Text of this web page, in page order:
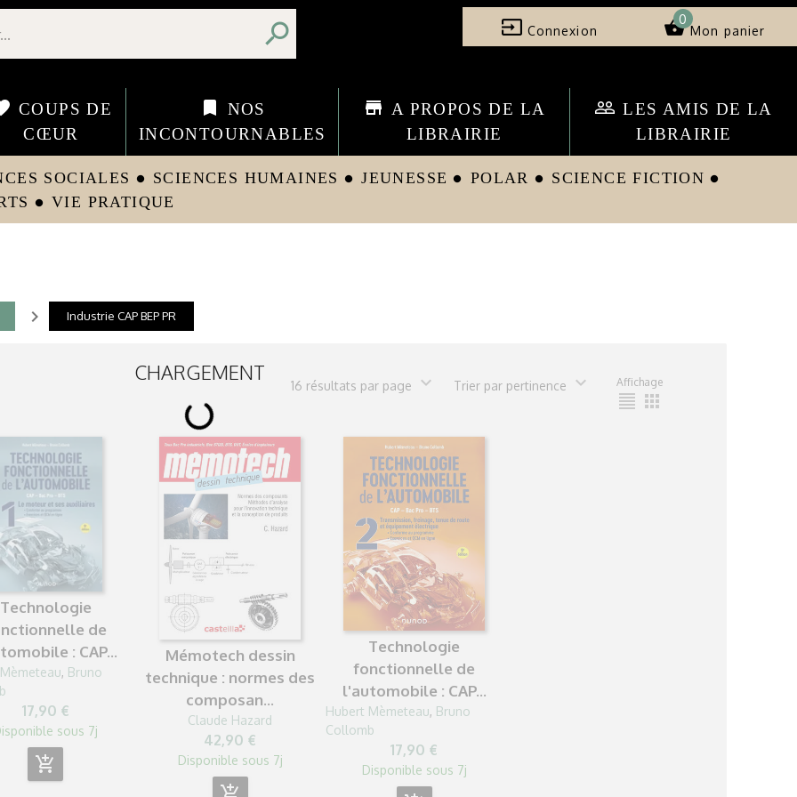
search input Connexion shopping_basket
0
Mon panier
COUPS DE
CŒUR
bookmark
NOS
INCONTOURNABLES
store A PROPOS DE LA
LIBRAIRIE
people_outline LES AMIS DE LA
LIBRAIRIE
SOCIALES circle SCIENCES HUMAINES circle JEUNESSE circle POLAR circle SCIENCE FICTION circle
circle VIE PRATIQUE
navigate_next Industrie CAP BEP PR
CHARGEMENT
16 résultats par page expand_more Trier par pertinence expand_more Affichage
format_align_justify apps
Technologie
de
: CAP...
, Bruno
17,90 €
sous 7j
add_shopping_cart
Mémotech dessin
technique : normes des
composan...
Claude Hazard
42,90 €
Disponible sous 7j
Technologie
fonctionnelle de
l'automobile : CAP...
Hubert Mèmeteau, Bruno
Collomb
17,90 €
Disponible sous 7j